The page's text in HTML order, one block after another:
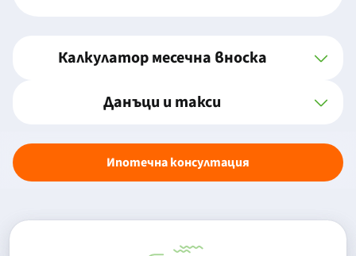
Калкулатор месечна вноска
Данъци и такси
Ипотечна консултация